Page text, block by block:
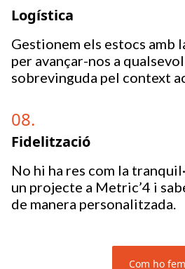
Logística
Gestionem els estocs amb
per avançar-nos a
sobrevinguda pel context
08.
Fidelització
No hi ha res com la
un projecte a Metric’4 i
de manera personalitzada.
Com ho fem